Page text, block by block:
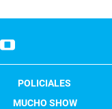
POLICIALES
MUCHO SHOW